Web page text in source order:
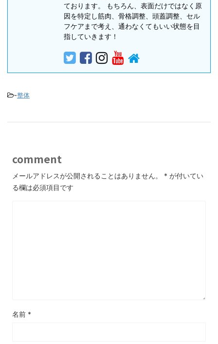
ております。 もちろん、表面だけではなく原
因を特定し筋肉、骨格調整、頭蓋調整、セル
フケアまで考え、通わなくてもいい状態を目
指していきます！
-整体
comment
メールアドレスが公開されることはありません。 * が付いてい
る欄は必須項目です
名前 *